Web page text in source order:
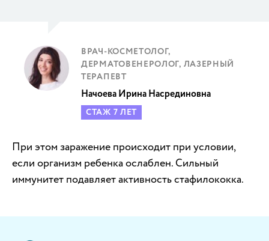
ВРАЧ-КОСМЕТОЛОГ,
ДЕРМАТОВЕНЕРОЛОГ, ЛАЗЕРНЫЙ
ТЕРАПЕВТ
Начоева Ирина Насрединовна
СТАЖ 7 ЛЕТ
При этом заражение происходит при условии,
если организм ребенка ослаблен. Сильный
иммунитет подавляет активность стафилококка.